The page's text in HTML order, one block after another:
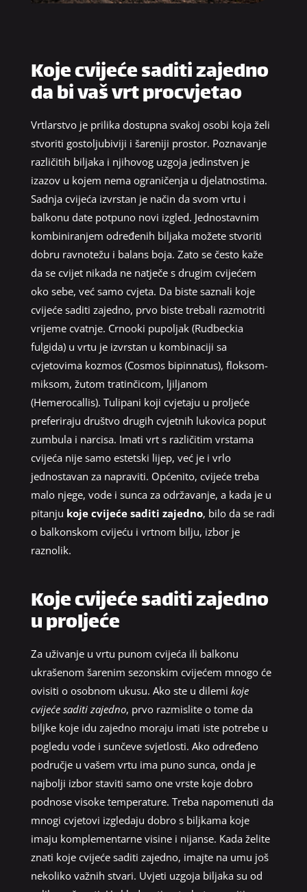
Koje cvijeće saditi zajedno
da bi vaš vrt procvjetao
Vrtlarstvo je prilika dostupna svakoj osobi koja želi
stvoriti gostoljubiviji i šareniji prostor. Poznavanje
različitih biljaka i njihovog uzgoja jedinstven je
izazov u kojem nema ograničenja u djelatnostima.
Sadnja cvijeća izvrstan je način da svom vrtu i
balkonu date potpuno novi izgled. Jednostavnim
kombiniranjem određenih biljaka možete stvoriti
dobru ravnotežu i balans boja. Zato se često kaže
da se cvijet nikada ne natječe s drugim cvijećem
oko sebe, već samo cvjeta. Da biste saznali koje
cvijeće saditi zajedno, prvo biste trebali razmotriti
vrijeme cvatnje. Crnooki pupoljak (Rudbeckia
fulgida) u vrtu je izvrstan u kombinaciji sa
cvjetovima kozmos (Cosmos bipinnatus), floksom-
miksom, žutom tratinčicom, ljiljanom
(Hemerocallis). Tulipani koji cvjetaju u proljeće
preferiraju društvo drugih cvjetnih lukovica poput
zumbula i narcisa. Imati vrt s različitim vrstama
cvijeća nije samo estetski lijep, već je i vrlo
jednostavan za napraviti. Općenito, cvijeće treba
malo njege, vode i sunca za održavanje, a kada je u
pitanju koje cvijeće saditi zajedno, bilo da se radi
o balkonskom cvijeću i vrtnom bilju, izbor je
raznolik.
Koje cvijeće saditi zajedno
u proljeće
Za uživanje u vrtu punom cvijeća ili balkonu
ukrašenom šarenim sezonskim cvijećem mnogo će
ovisiti o osobnom ukusu. Ako ste u dilemi koje
cvijeće saditi zajedno, prvo razmislite o tome da
biljke koje idu zajedno moraju imati iste potrebe u
pogledu vode i sunčeve svjetlosti. Ako određeno
područje u vašem vrtu ima puno sunca, onda je
najbolji izbor staviti samo one vrste koje dobro
podnose visoke temperature. Treba napomenuti da
mnogi cvjetovi izgledaju dobro s biljkama koje
imaju komplementarne visine i nijanse. Kada želite
znati koje cvijeće saditi zajedno, imajte na umu još
nekoliko važnih stvari. Uvjeti uzgoja biljaka su od